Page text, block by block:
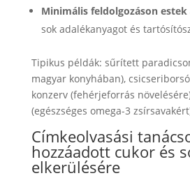
Minimális feldolgozáson estek
sok adalékanyagot és
Tipikus példák: sűrített
magyar konyhában),
konzerv (fehérjeforrás
(egészséges omega-3
Címkeolvasási
hozzáadott cukor és
elkerülésére